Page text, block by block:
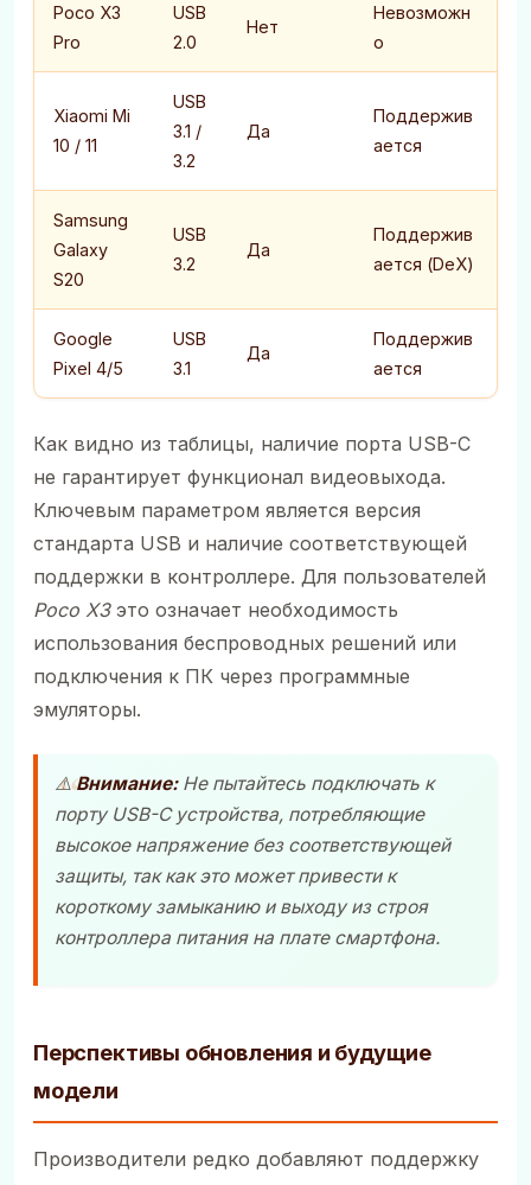
Poco X3
Pro
USB
2.0
Нет
Невозможн
о
Xiaomi Mi
10 / 11
USB
3.1 /
3.2
Да
Поддержив
ается
Samsung
Galaxy
S20
USB
3.2
Да
Поддержив
ается (DeX)
Google
Pixel 4/5
USB
3.1
Да
Поддержив
ается
Как видно из таблицы, наличие порта USB-C
не гарантирует функционал видеовыхода.
Ключевым параметром является версия
стандарта USB и наличие соответствующей
поддержки в контроллере. Для пользователей
Poco X3это означает необходимость
использования беспроводных решений или
подключения к ПК через программные
эмуляторы.
⚠️Внимание:Не пытайтесь подключать к
порту USB-C устройства, потребляющие
высокое напряжение без соответствующей
защиты, так как это может привести к
короткому замыканию и выходу из строя
контроллера питания на плате смартфона.
Перспективы обновления и будущие
модели
Производители редко добавляют поддержку